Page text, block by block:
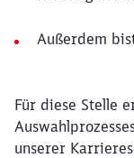
Außerdem
Für diese Stelle
unserer